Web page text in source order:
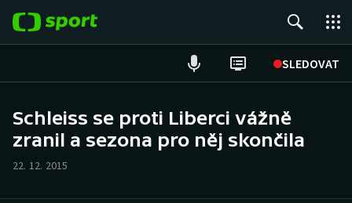
SLEDOVAT
Hokej
Schleiss se proti Liberci vážně
zranil a sezona pro něj skončila
22. 12. 2015